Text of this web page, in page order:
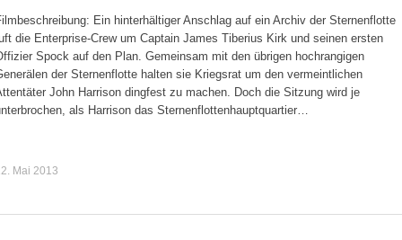
Ein hinterhältiger Anschlag auf ein Archiv der Sternenflotte
die Enterprise-Crew um Captain James Tiberius Kirk und seinen ersten
Spock auf den Plan. Gemeinsam mit den übrigen hochrangigen
der Sternenflotte halten sie Kriegsrat um den vermeintlichen
John Harrison dingfest zu machen. Doch die Sitzung wird je
als Harrison das Sternenflottenhauptquartier…
Mai 2013